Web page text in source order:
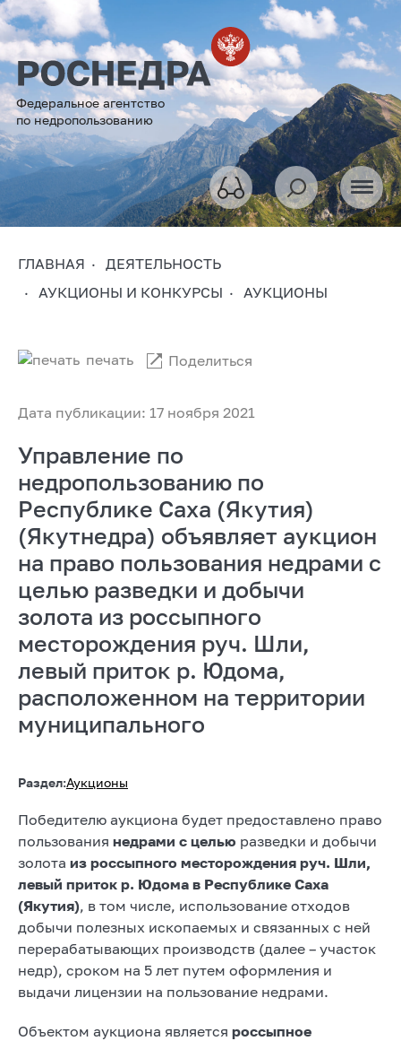
Федеральное агентство
по недропользованию
ГЛАВНАЯ
ДЕЯТЕЛЬНОСТЬ
АУКЦИОНЫ И КОНКУРСЫ
АУКЦИОНЫ
Дата публикации: 17 ноября 2021
печать Поделиться
Управление по
недропользованию по
Республике Саха (Якутия)
(Якутнедра) объявляет аукцион
на право пользования недрами с
целью разведки и добычи
золота из россыпного
месторождения руч. Шли,
левый приток р. Юдома,
расположенном на территории
муниципального
Раздел:Аукционы
Победителю аукциона будет предоставлено право
пользования недрами с целью разведки и добычи
золота из россыпного месторождения руч. Шли,
левый приток р. Юдома в Республике Саха
(Якутия), в том числе, использование отходов
добычи полезных ископаемых и связанных с ней
перерабатывающих производств (далее – участок
недр), сроком на 5 лет путем оформления и
выдачи лицензии на пользование недрами.
Объектом аукциона является россыпное